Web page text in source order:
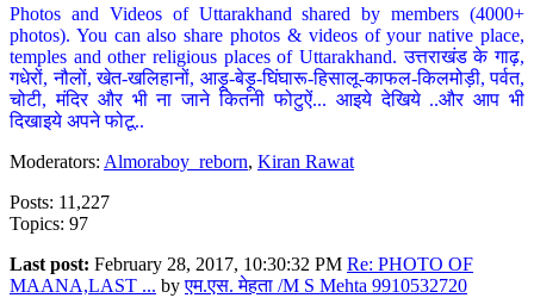
Photos and Videos of Uttarakhand shared by members (4000+
photos). You can also share photos & videos of your native place,
temples and other religious places of Uttarakhand. उत्तराखंड के गाढ़,
गधेरों, नौलों, खेत-खलिहानों, आड़ू-बेड़ू-घिंघारू-हिसालू-काफल-किलमोड़ी, पर्वत,
चोटी, मंदिर और भी ना जाने कितनी फोटुऐं... आइये देखिये ..और आप भी
दिखाइये अपने फोटू..
Moderators: Almoraboy_reborn, Kiran Rawat
Posts: 11,227
Topics: 97
Last post: February 28, 2017, 10:30:32 PM Re: PHOTO OF
MAANA,LAST ... byएम.एस. मेहता /M S Mehta 9910532720